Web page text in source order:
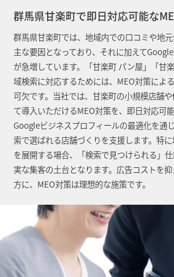
群馬県甘楽町で即日対応可能な
群馬県甘楽町では、地域内での口コミや地
主な要因となっており、それに加えて
が急増しています。「甘楽町 パン屋」「甘
域検索に対応するためには、MEO対策によ
可欠です。当社では、甘楽町の小規模店舗
て導入いただけるMEO対策を、即日対応可
Googleビジネスプロフィールの最適化を通
索で選ばれる店舗づくりを支援します。特
を展開する場合、「検索で見つけられる」
実な集客の土台となります。広告コストを
方に、MEO対策は理想的な施策です。